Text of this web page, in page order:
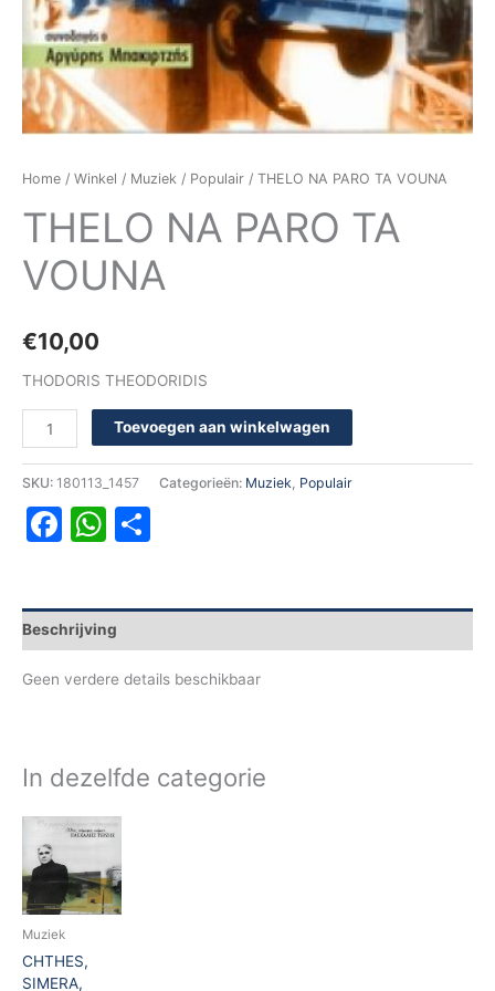
Home / Winkel / Muziek / Populair / THELO NA PARO TA VOUNA
THELO NA PARO TA
VOUNA
€10,00
THODORIS THEODORIDIS
Toevoegen aan winkelwagen
SKU: 180113_1457 Categorieën: Muziek, Populair
Facebook
WhatsApp
Beschrijving
Geen verdere details beschikbaar
In dezelfde categorie
Muziek
CHTHES,
SIMERA,